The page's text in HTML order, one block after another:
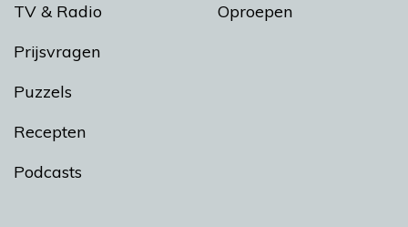
TV & Radio
Prijsvragen
Puzzels
Recepten
Podcasts
Oproepen